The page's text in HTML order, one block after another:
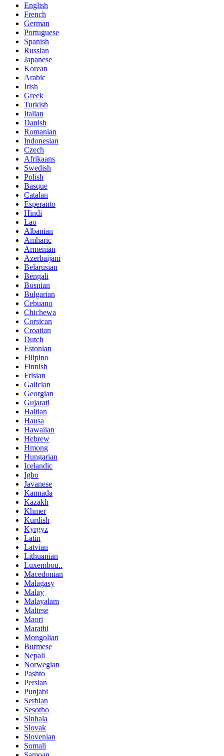
English
French
German
Portuguese
Spanish
Russian
Japanese
Korean
Arabic
Irish
Greek
Turkish
Italian
Danish
Romanian
Indonesian
Czech
Afrikaans
Swedish
Polish
Basque
Catalan
Esperanto
Hindi
Lao
Albanian
Amharic
Armenian
Azerbaijani
Belarusian
Bengali
Bosnian
Bulgarian
Cebuano
Chichewa
Corsican
Croatian
Dutch
Estonian
Filipino
Finnish
Frisian
Galician
Georgian
Gujarati
Haitian
Hausa
Hawaiian
Hebrew
Hmong
Hungarian
Icelandic
Igbo
Javanese
Kannada
Kazakh
Khmer
Kurdish
Kyrgyz
Latin
Latvian
Lithuanian
Luxembou..
Macedonian
Malagasy
Malay
Malayalam
Maltese
Maori
Marathi
Mongolian
Burmese
Nepali
Norwegian
Pashto
Persian
Punjabi
Serbian
Sesotho
Sinhala
Slovak
Slovenian
Somali